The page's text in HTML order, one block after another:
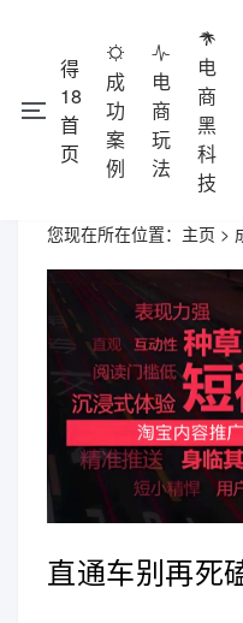
得
18
首
页
成
功
案
例
电
商
玩
法
电
商
黑
科
技
本网站除了免费功能外，都
充值积分使用，收费点击
您现在所在位置： 主页 >